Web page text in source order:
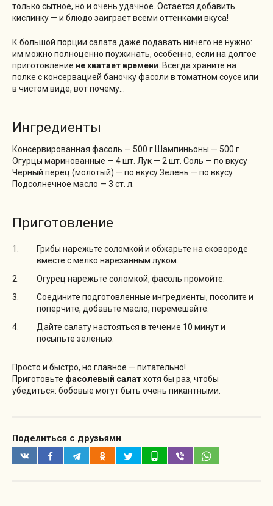
только сытное, но и очень удачное. Остается добавить
кислинку — и блюдо заиграет всеми оттенками вкуса!
К большой порции салата даже подавать ничего не нужно:
им можно полноценно поужинать, особенно, если на долгое
приготовление не хватает времени . Всегда храните на
полке с консервацией баночку фасоли в томатном соусе или
в чистом виде, вот почему…
Ингредиенты
Консервированная фасоль — 500 г Шампиньоны — 500 г
Огурцы маринованные — 4 шт. Лук — 2 шт. Соль — по вкусу
Черный перец (молотый) — по вкусу Зелень — по вкусу
Подсолнечное масло — 3 ст. л.
Приготовление
Грибы нарежьте соломкой и обжарьте на сковороде
вместе с мелко нарезанным луком.
Огурец нарежьте соломкой, фасоль промойте.
Соедините подготовленные ингредиенты, посолите и
поперчите, добавьте масло, перемешайте.
Дайте салату настояться в течение 10 минут и
посыпьте зеленью.
Просто и быстро, но главное — питательно!
Приготовьте фасолевый салатхотя бы раз, чтобы
убедиться: бобовые могут быть очень пикантными.
Поделиться с друзьями